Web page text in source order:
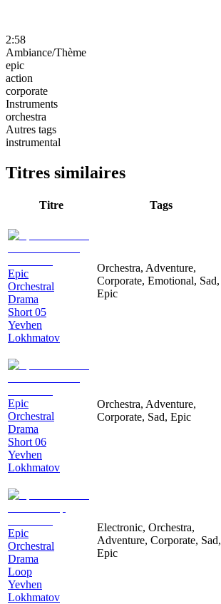
2:58
Ambiance/Thème
epic
action
corporate
Instruments
orchestra
Autres tags
instrumental
Titres similaires
Titre Tags
Epic
Orchestral
Drama
Short 05
Yevhen
Lokhmatov
Orchestra, Adventure,
Corporate, Emotional, Sad,
Epic
Epic
Orchestral
Drama
Short 06
Yevhen
Lokhmatov
Orchestra, Adventure,
Corporate, Sad, Epic
Epic
Orchestral
Drama
Loop
Yevhen
Lokhmatov
Electronic, Orchestra,
Adventure, Corporate, Sad,
Epic